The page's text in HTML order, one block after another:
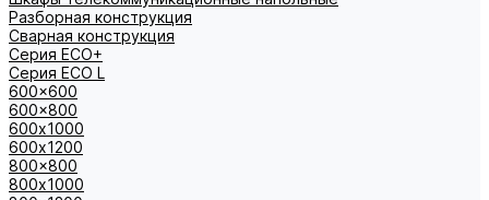
Разборная конструкция
Сварная конструкция
Серия ECO+
Серия ECO L
600x600
600x800
600х1000
600х1200
800x800
800х1000